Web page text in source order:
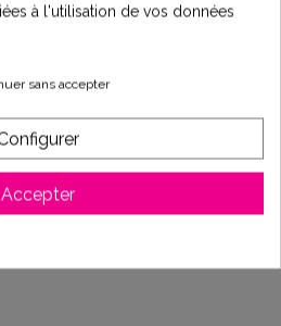
à l'utilisation de vos données
sans accepter
Accepter